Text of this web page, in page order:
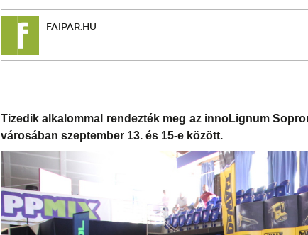
FAIPAR.HU
Tizedik alkalommal rendezték meg az innoLignum
városában szeptember 13. és 15-e között.